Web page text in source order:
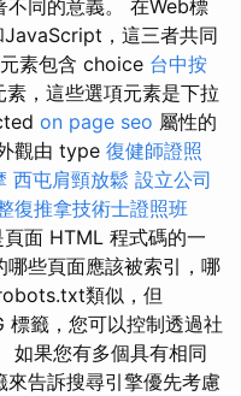
不同的意義。 在Web標
，這三者共同
素包含 choice 台中按
素，這些選項元素是下拉
on page seo 屬性的
觀由 type 復健師證照
西屯肩頸放鬆 設立公司
復推拿技術士證照班
面 HTML 程式碼的一
些頁面應該被索引，哪
類似，但
籤，您可以控制透過社
如果您有多個具有相同
告訴搜尋引擎優先考慮